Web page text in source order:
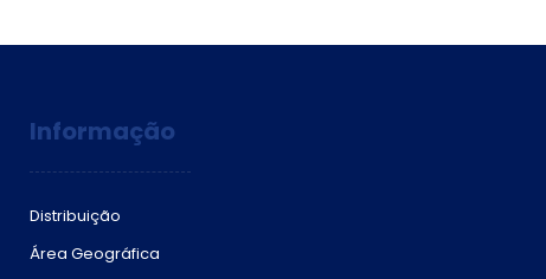
Informação
Distribuição
Área Geográfica